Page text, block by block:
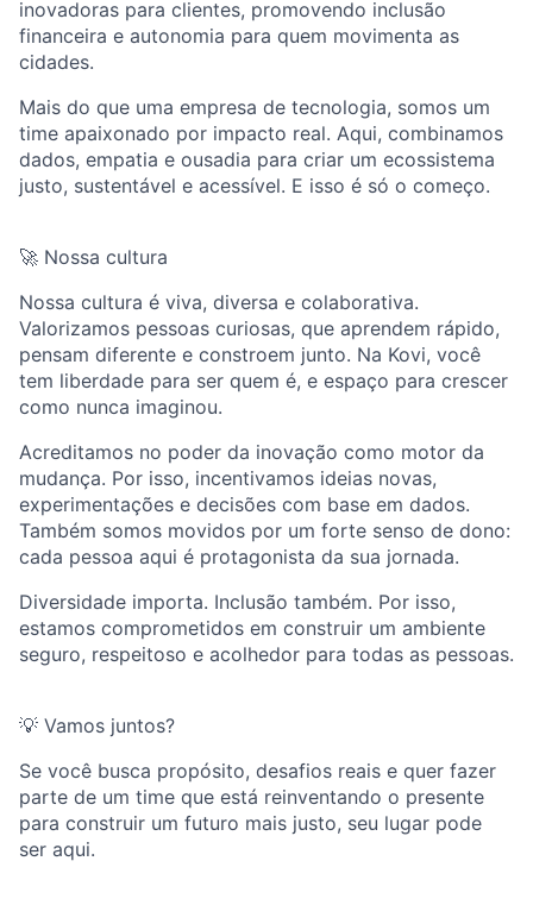
inovadoras para clientes, promovendo inclusão
financeira e autonomia para quem movimenta as
cidades.
Mais do que uma empresa de tecnologia, somos um
time apaixonado por impacto real. Aqui, combinamos
dados, empatia e ousadia para criar um ecossistema
justo, sustentável e acessível. E isso é só o começo.
🚀 Nossa cultura
Nossa cultura é viva, diversa e colaborativa.
Valorizamos pessoas curiosas, que aprendem rápido,
pensam diferente e constroem junto. Na Kovi, você
tem liberdade para ser quem é, e espaço para crescer
como nunca imaginou.
Acreditamos no poder da inovação como motor da
mudança. Por isso, incentivamos ideias novas,
experimentações e decisões com base em dados.
Também somos movidos por um forte senso de dono:
cada pessoa aqui é protagonista da sua jornada.
Diversidade importa. Inclusão também. Por isso,
estamos comprometidos em construir um ambiente
seguro, respeitoso e acolhedor para todas as pessoas.
💡 Vamos juntos?
Se você busca propósito, desafios reais e quer fazer
parte de um time que está reinventando o presente
para construir um futuro mais justo, seu lugar pode
ser aqui.